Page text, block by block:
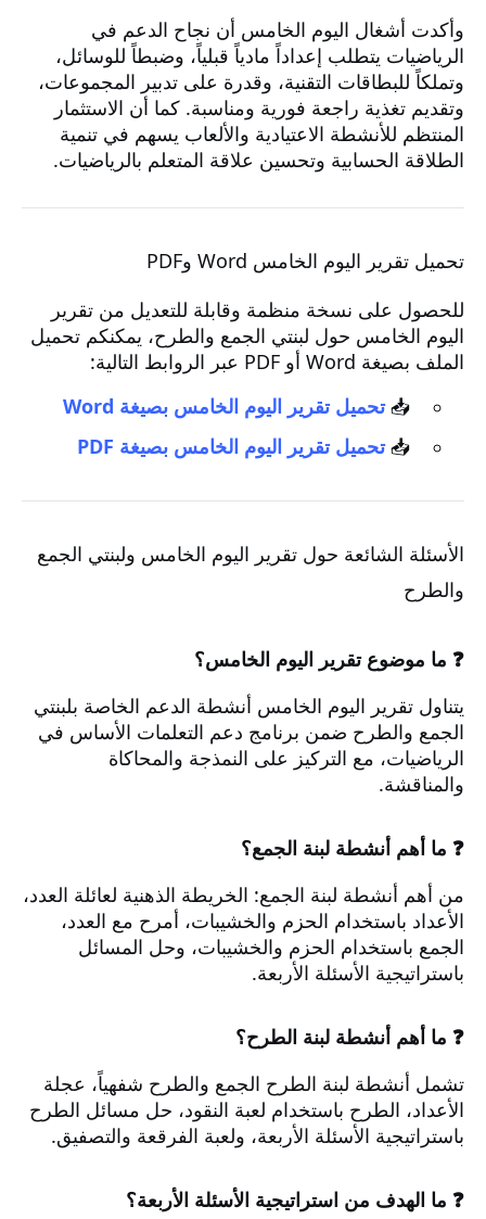
وأكدت أشغال اليوم الخامس أن نجاح الدعم في
الرياضيات يتطلب إعداداً مادياً قبلياً، وضبطاً للوسائل،
وتملكاً للبطاقات التقنية، وقدرة على تدبير المجموعات،
وتقديم تغذية راجعة فورية ومناسبة. كما أن الاستثمار
المنتظم للأنشطة الاعتيادية والألعاب يسهم في تنمية
الطلاقة الحسابية وتحسين علاقة المتعلم بالرياضيات.
تحميل تقرير اليوم الخامس Word وPDF
للحصول على نسخة منظمة وقابلة للتعديل من تقرير
اليوم الخامس حول لبنتي الجمع والطرح، يمكنكم تحميل
الملف بصيغة Word أو PDF عبر الروابط التالية:
📥تحميل تقرير اليوم الخامس بصيغة Word
📥تحميل تقرير اليوم الخامس بصيغة PDF
الأسئلة الشائعة حول تقرير اليوم الخامس ولبنتي الجمع
والطرح
❓ ما موضوع تقرير اليوم الخامس؟
يتناول تقرير اليوم الخامس أنشطة الدعم الخاصة بلبنتي
الجمع والطرح ضمن برنامج دعم التعلمات الأساس في
الرياضيات، مع التركيز على النمذجة والمحاكاة
والمناقشة.
❓ ما أهم أنشطة لبنة الجمع؟
من أهم أنشطة لبنة الجمع: الخريطة الذهنية لعائلة العدد،
الأعداد باستخدام الحزم والخشيبات، أمرح مع العدد،
الجمع باستخدام الحزم والخشيبات، وحل المسائل
باستراتيجية الأسئلة الأربعة.
❓ ما أهم أنشطة لبنة الطرح؟
تشمل أنشطة لبنة الطرح الجمع والطرح شفهياً، عجلة
الأعداد، الطرح باستخدام لعبة النقود، حل مسائل الطرح
باستراتيجية الأسئلة الأربعة، ولعبة الفرقعة والتصفيق.
❓ ما الهدف من استراتيجية الأسئلة الأربعة؟